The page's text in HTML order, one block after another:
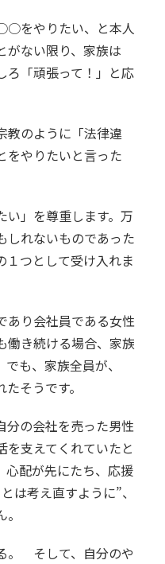
をやりたい、と本人
がない限り、家族は
ろ「頑張って！」と応
教のように「法律違
をやりたいと言った
い」を尊重します。万
しれないものであった
１つとして受け入れま
あり会社員である女性
働き続ける場合、家族
も、家族全員が、
そうです。
分の会社を売った男性
を支えてくれていたと
心配が先にたち、応援
は考え直すように”、
。 そして、自分のや